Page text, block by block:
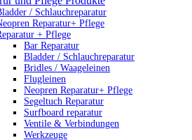
/ Schlauchreparatur
Reparatur+ Pflege
+ Pflege
Bar Reparatur
Bladder / Schlauchreparatur
Bridles / Waageleinen
Flugleinen
Neopren Reparatur+ Pflege
Segeltuch Reparatur
Surfboard reparatur
Ventile & Verbindungen
Werkzeuge